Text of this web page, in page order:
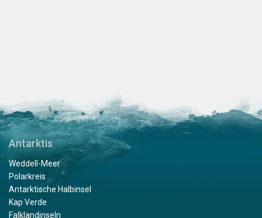
Antarktis
Weddell-Meer
Polarkreis
Antarktische Halbinsel
Kap Verde
Falklandinseln